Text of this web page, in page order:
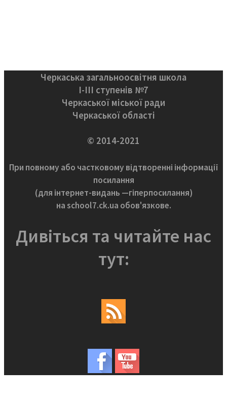
Черкаська загальноосвітня школа
І-ІІІ ступенів №7
Черкаської міської ради
Черкаської області
© 2014-2021
При повному або частковому відтворенні інформації
посилання
(для інтернет-видань —гіперпосилання)
на school7.ck.ua обов'язкове.
Дивіться та читайте нас
тут: